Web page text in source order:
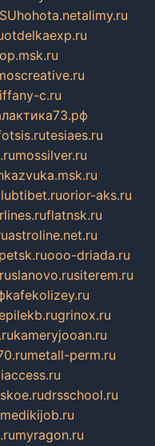
hohota.netalimy.ru
otdelkaexp.ru
c.ru
tesiaes.ru
mossilver.ru
orior-aks.ru
flatnsk.ru
astroline.net.ru
ooo-driada.ru
siterem.ru
kafekolizey.ru
grinox.ru
kameryjooan.ru
metall-perm.ru
drsschool.ru
medikijob.ru
myragon.ru